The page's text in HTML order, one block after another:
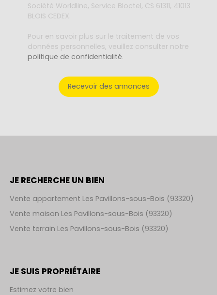
Société Worldline, Service Bloctel, CS 61311, 41013
BLOIS CEDEX.
Pour en savoir plus sur le traitement de vos
données personnelles, veuillez consulter notre
politique de confidentialité.
Recevoir des annonces
JE RECHERCHE UN BIEN
Vente appartement Les Pavillons-sous-Bois (93320)
Vente maison Les Pavillons-sous-Bois (93320)
Vente terrain Les Pavillons-sous-Bois (93320)
JE SUIS PROPRIÉTAIRE
Estimez votre bien